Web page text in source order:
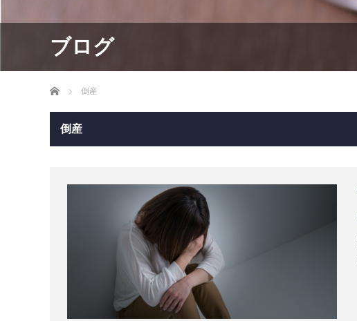
ブログ
ホーム 倒産
倒産